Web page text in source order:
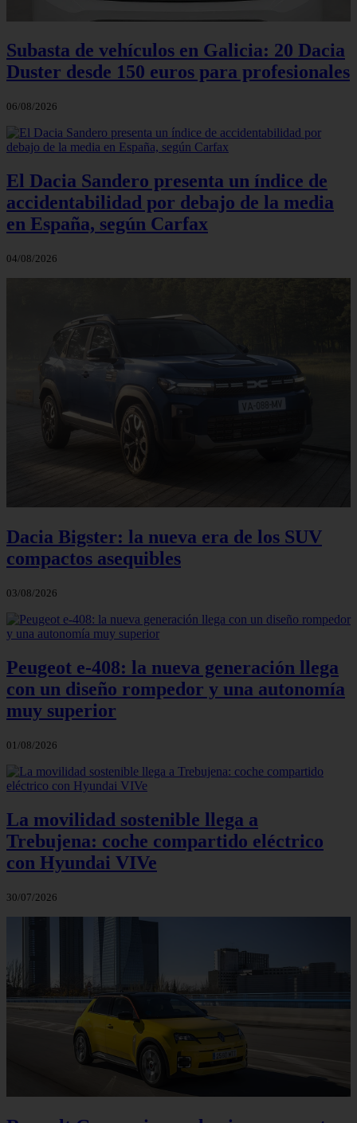
Subasta de vehículos en Galicia: 20 Dacia
Duster desde 150 euros para profesionales
06/08/2026
El Dacia Sandero presenta un índice de
accidentabilidad por debajo de la media
en España, según Carfax
04/08/2026
Dacia Bigster: la nueva era de los SUV
compactos asequibles
03/08/2026
Peugeot e-408: la nueva generación llega
con un diseño rompedor y una autonomía
muy superior
01/08/2026
La movilidad sostenible llega a
Trebujena: coche compartido eléctrico
con Hyundai VIVe
30/07/2026